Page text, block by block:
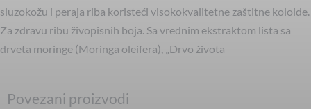
sluzokožu i peraja riba koristeći visokokvalitetne zaštitne koloide.
Za zdravu ribu živopisnih boja. Sa vrednim ekstraktom lista sa
drveta moringe (Moringa oleifera), „Drvo života
Povezani proizvodi